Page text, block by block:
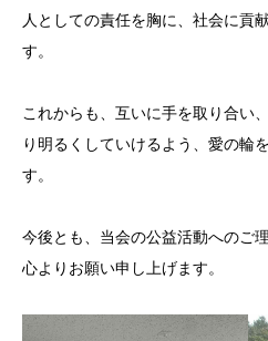
人としての責任を胸に、社会に貢
す。
これからも、互いに手を取り合い
り明るくしていけるよう、愛の輪
す。
今後とも、当会の公益活動へのご
心よりお願い申し上げます。